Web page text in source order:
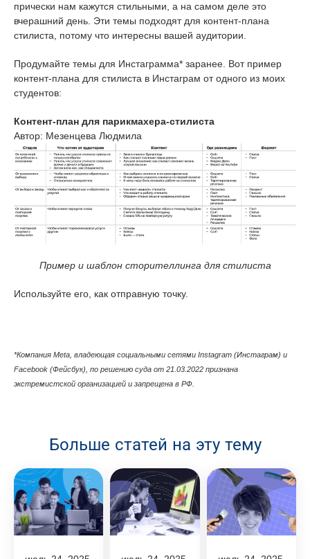
прически нам кажутся стильными, а на самом деле это
вчерашний день. Эти темы подходят для контент-плана
стилиста, потому что интересны вашей аудитории.
Продумайте темы для Инстаграмма* заранее. Вот пример
контент-плана для стилиста в Инстаграм от одного из моих
студентов:
Контент-план для парикмахера-стилиста
Автор: Мезенцева Людмила
Пример и шаблон сторителлинга для стилиста
Используйте его, как отправную точку.
*Компания Meta, владеющая cоциальными сетями Instagram (Инстаграм) и
Facebook (Фейсбук), по решению суда от 21.03.2022 признана
экстремистской организацией и запрещена в РФ.
Больше статей на эту тему